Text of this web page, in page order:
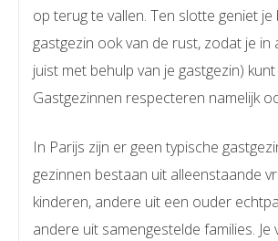
op terug te vallen. Ten slotte geniet je
gastgezin ook van de rust, zodat je in
juist met behulp van je gastgezin)
Gastgezinnen respecteren namelijk
In Parijs zijn er geen typische
gezinnen bestaan uit alleenstaande
kinderen, andere uit een ouder
andere uit samengestelde families. Je